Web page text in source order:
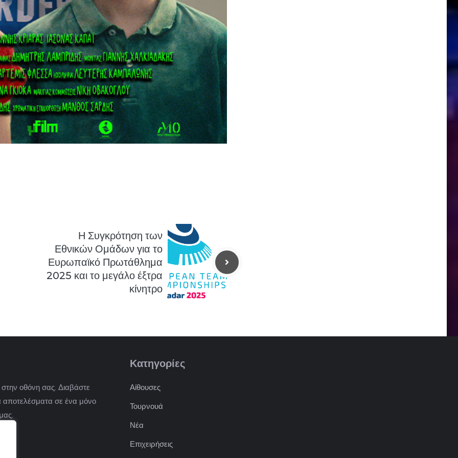
Η Συγκρότηση των
Εθνικών Ομάδων για το
Ευρωπαϊκό Πρωτάθλημα
2025 και το μεγάλο έξτρα
κίνητρο
οθόνη σας. Διαβάστε
αποτελέσματα σε ένα μόνο
Κατηγορίες
Αίθουσες
Τουρνουά
Νέα
Επιχειρήσεις